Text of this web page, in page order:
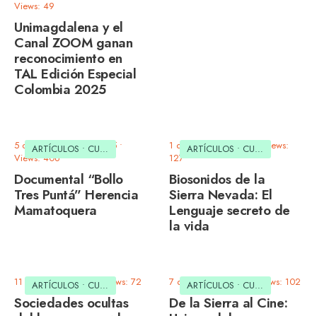
Views: 49
Unimagdalena y el
Canal ZOOM ganan
reconocimiento en
TAL Edición Especial
Colombia 2025
ARTÍCULOS • CULTURAL
5 de septiembre de 2025 •
Views: 406
Documental “Bollo
Tres Puntá” Herencia
Mamatoquera
ARTÍCULOS • CULTURAL
1 de agosto de 2025
Views:
127
Biosonidos de la
Sierra Nevada: El
Lenguaje secreto de
la vida
ARTÍCULOS • CULTURAL •MEDIO AMBIENTE
11 de julio de 2025 • Views: 72
Sociedades ocultas
ARTÍCULOS • CULTURAL •
7 de junio de 2025 • Views: 102
De la Sierra al Cine: